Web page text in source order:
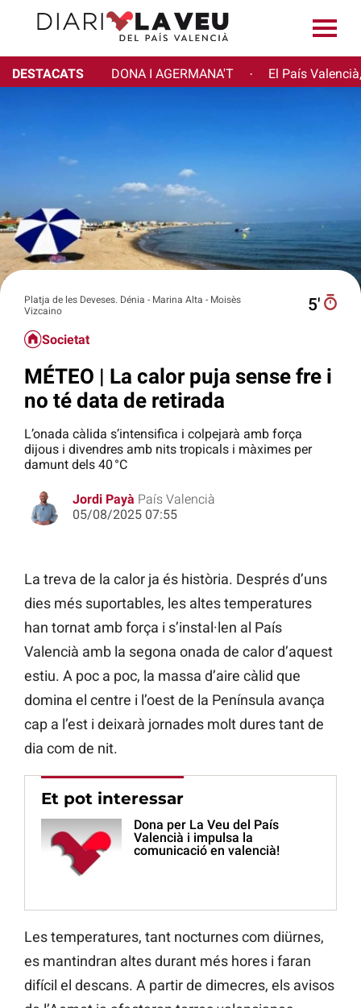
DESTACATS DONA I AGERMANA'T · El País
Platja de les Deveses. Dénia - Marina Alta - Moisès
Vizcaino
5′
Societat
MÉTEO | La calor puja sense fre i
no té data de retirada
L’onada càlida s’intensifica i colpejarà amb força
dijous i divendres amb nits tropicals i màximes per
damunt dels 40 °C
Jordi Payà País Valencià
05/08/2025 07:55
La treva de la calor ja és història. Després d’uns
dies més suportables, les altes temperatures
han tornat amb força i s’instal·len al País
Valencià amb la segona onada de calor d’aquest
estiu. A poc a poc, la massa d’aire càlid que
domina el centre i l’oest de la Península avança
cap a l’est i deixarà jornades molt dures tant de
dia com de nit.
Et pot interessar
Dona per La Veu del País
Valencià i impulsa la
comunicació en valencià!
Les temperatures, tant nocturnes com diürnes,
es mantindran altes durant més hores i faran
difícil el descans. A partir de dimecres, els avisos